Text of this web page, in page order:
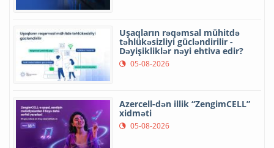
Uşaqların rəqəmsal mühitdə
təhlükəsizliyi gücləndirilir -
Dəyişikliklər nəyi ehtiva edir?
05-08-2026
Azercell-dən illik “ZengimCELL”
xidməti
05-08-2026